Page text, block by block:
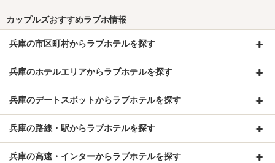
カップルズおすすめラブホ情報
兵庫の市区町村からラブホテルを探す
兵庫のホテルエリアからラブホテルを探す
兵庫のデートスポットからラブホテルを探す
兵庫の路線・駅からラブホテルを探す
兵庫の高速・インターからラブホテルを探す